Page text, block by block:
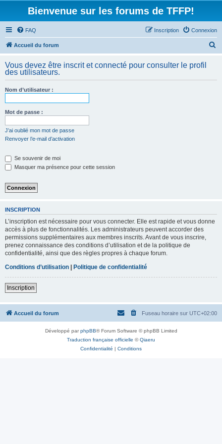
Bienvenue sur les forums de TFFP!
FAQ Connexion
Inscription
Accueil du forum
h
Vous devez être inscrit et connecté pour consulter le profil
des utilisateurs.
Nom d’utilisateur :
Mot de passe :
J’ai oublié mon mot de passe
Renvoyer l’e-mail d’activation
Se souvenir de moi
Masquer ma présence pour cette session
INSCRIPTION
L’inscription est nécessaire pour vous connecter. Elle est rapide et vous donne
accès à plus de fonctionnalités. Les administrateurs peuvent accorder des
permissions supplémentaires aux membres inscrits. Avant de vous inscrire,
prenez connaissance des conditions d’utilisation et de la politique de
confidentialité, ainsi que des règles propres à chaque forum.
Conditions d’utilisation | Politique de confidentialité
Inscription
Accueil du forum Fuseau horaire sur UTC+02:00
Développé parphpBB® Forum Software © phpBB Limited
Traduction française officielle ©Qiaeru
Confidentialité | Conditions